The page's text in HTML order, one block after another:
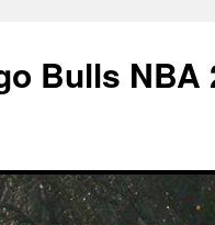
Bulls NBA